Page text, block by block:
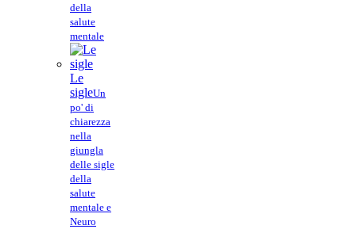
della
salute
mentale
Le
sigleUn
po' di
chiarezza
nella
giungla
delle sigle
della
salute
mentale e
Neuro